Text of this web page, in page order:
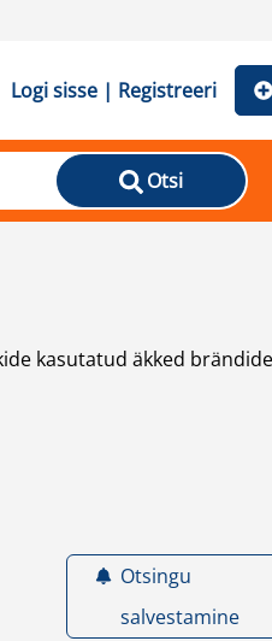
Logi sisse | Registreeri
Otsi
Otsingu
salvestamine